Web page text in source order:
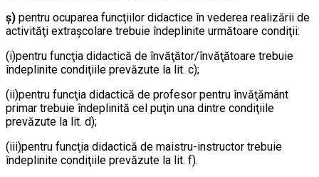
ş) pentru ocuparea funcţiilor didactice în vederea realizării de
activităţi extraşcolare trebuie îndeplinite următoare condiţii:
(i)pentru funcţia didactică de învăţător/învăţătoare trebuie
îndeplinite condiţiile prevăzute la lit. c);
(ii)pentru funcţia didactică de profesor pentru învăţământ
primar trebuie îndeplinită cel puţin una dintre condiţiile
prevăzute la lit. d);
(iii)pentru funcţia didactică de maistru-instructor trebuie
îndeplinite condiţiile prevăzute la lit. f).